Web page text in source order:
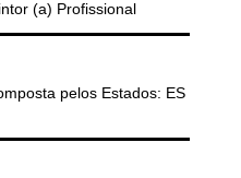
(a) Profissional
pelos Estados: ES